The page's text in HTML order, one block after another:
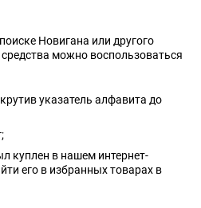
Новигана или другого
можно воспользоваться
указатель алфавита до
куплен в нашем интернет-
его в избранных товарах в